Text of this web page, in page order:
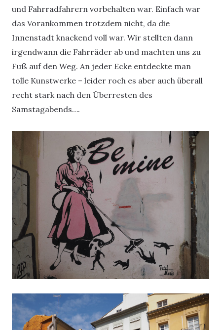
und Fahrradfahrern vorbehalten war. Einfach war
das Vorankommen trotzdem nicht, da die
Innenstadt knackend voll war. Wir stellten dann
irgendwann die Fahrräder ab und machten uns zu
Fuß auf den Weg. An jeder Ecke entdeckte man
tolle Kunstwerke – leider roch es aber auch überall
recht stark nach den Überresten des
Samstagabends….